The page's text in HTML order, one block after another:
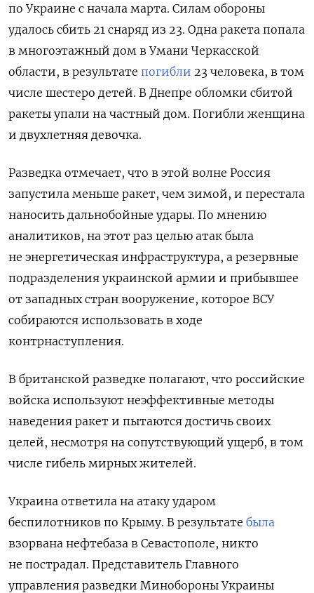
по Украине с начала марта. Силам обороны
удалось сбить 21 снаряд из 23. Одна ракета попала
в многоэтажный дом в Умани Черкасской
области, в результате погибли 23 человека, в том
числе шестеро детей. В Днепре обломки сбитой
ракеты упали на частный дом. Погибли женщина
и двухлетняя девочка.
Разведка отмечает, что в этой волне Россия
запустила меньше ракет, чем зимой, и перестала
наносить дальнобойные удары. По мнению
аналитиков, на этот раз целью атак была
не энергетическая инфраструктура, а резервные
подразделения украинской армии и прибывшее
от западных стран вооружение, которое ВСУ
собираются использовать в ходе
контрнаступления.
В британской разведке полагают, что российские
войска используют неэффективные методы
наведения ракет и пытаются достичь своих
целей, несмотря на сопутствующий ущерб, в том
числе гибель мирных жителей.
Украина ответила на атаку ударом
беспилотников по Крыму. В результате была
взорвана нефтебаза в Севастополе, никто
не пострадал. Представитель Главного
управления разведки Минобороны Украины